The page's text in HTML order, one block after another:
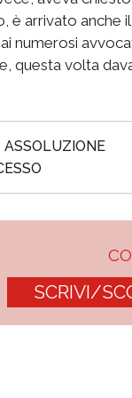
è arrivato
numerosi
questa volta
ASSOLUZIONE
SCRIVI/